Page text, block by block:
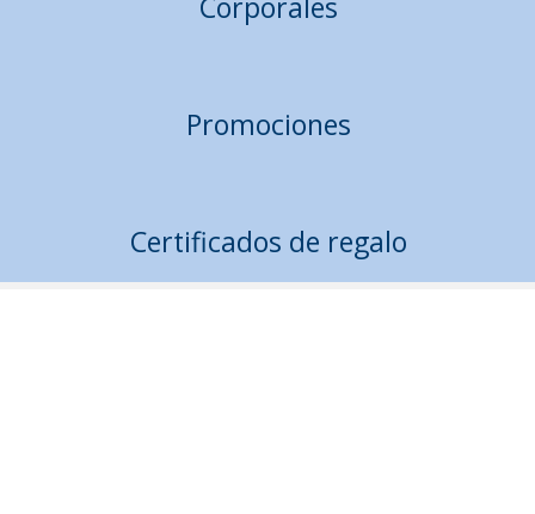
Promociones
Certificados de regalo